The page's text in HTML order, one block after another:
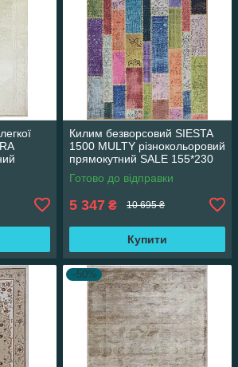
Килим безворсовий SIESTA
1500 MULTY різнокольоровий
прямокутний SALE 155*230
см
Готово до відправки
5 347 ₴ 10 695 ₴
Купити
–50%